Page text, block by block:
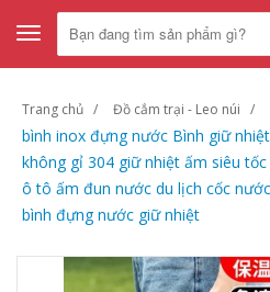
Toggle
navigation
Trang chủ Đồ cắm trại - Leo núi
bình inox đựng nước Bình giữ
không gỉ 304 giữ nhiệt ấm siêu
ô tô ấm đun nước du lịch cốc
bình đựng nước giữ nhiệt